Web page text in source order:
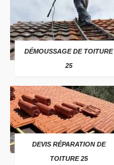
DÉMOUSSAGE DE TOITURE
25
DEVIS RÉPARATION DE
TOITURE 25